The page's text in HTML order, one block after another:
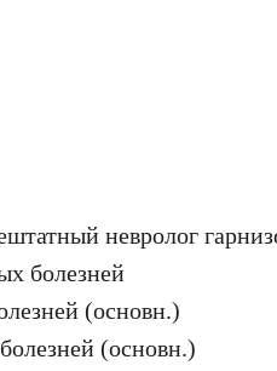
невролог
болезней
(основн.)
(основн.)